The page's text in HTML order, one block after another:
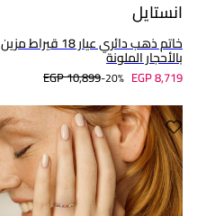
انستايل
خاتم ذهب دائري عيار 18 قيراط مزين
بالأحجار الملونة
EGP 10,899 20%- EGP 8,719